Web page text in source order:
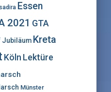
Essen
2021 GTA
Jubiläum Kreta
Köln Lektüre
Münster